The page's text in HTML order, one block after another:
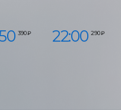
390 ₽ 22:00 290 ₽